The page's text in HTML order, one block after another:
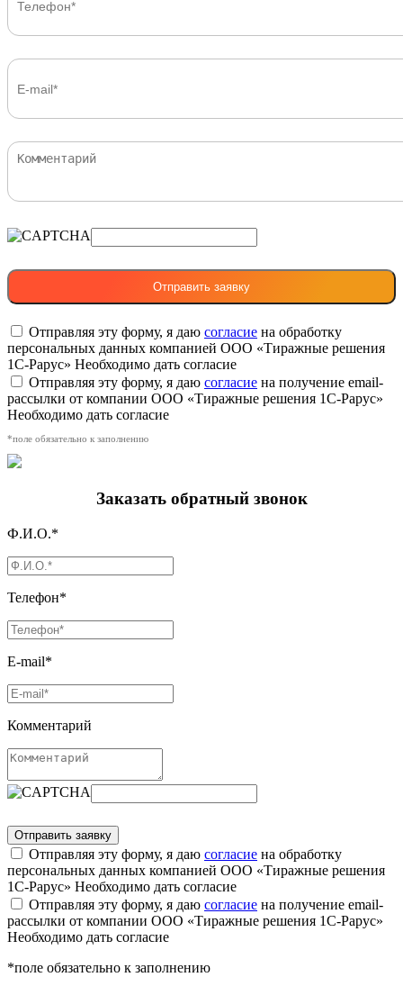
Отправляя эту форму, я даю согласие на обработку
персональных данных компанией ООО «Тиражные решения
1С-Рарус» Необходимо дать согласие
Отправляя эту форму, я даю согласие на получение email-
рассылки от компании ООО «Тиражные решения 1С-Рарус»
Необходимо дать согласие
*поле обязательно к заполнению
Заказать обратный звонок
Ф.И.О.*
Телефон*
E-mail*
Комментарий
Отправляя эту форму, я даю согласие на обработку
персональных данных компанией ООО «Тиражные решения
1С-Рарус» Необходимо дать согласие
Отправляя эту форму, я даю согласие на получение email-
рассылки от компании ООО «Тиражные решения 1С-Рарус»
Необходимо дать согласие
*поле обязательно к заполнению